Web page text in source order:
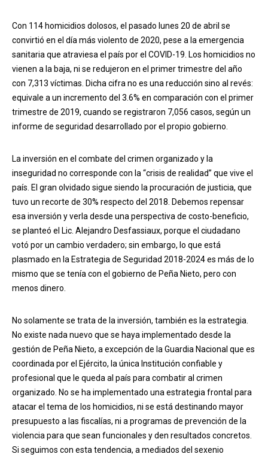
Con 114 homicidios dolosos, el pasado lunes 20 de abril se
convirtió en el día más violento de 2020, pese a la emergencia
sanitaria que atraviesa el país por el COVID-19. Los homicidios no
vienen a la baja, ni se redujeron en el primer trimestre del año
con 7,313 víctimas. Dicha cifra no es una reducción sino al revés:
equivale a un incremento del 3.6% en comparación con el primer
trimestre de 2019, cuando se registraron 7,056 casos, según un
informe de seguridad desarrollado por el propio gobierno.
La inversión en el combate del crimen organizado y la
inseguridad no corresponde con la “crisis de realidad” que vive el
país. El gran olvidado sigue siendo la procuración de justicia, que
tuvo un recorte de 30% respecto del 2018. Debemos repensar
esa inversión y verla desde una perspectiva de costo-beneficio,
se planteó el Lic. Alejandro Desfassiaux, porque el ciudadano
votó por un cambio verdadero; sin embargo, lo que está
plasmado en la Estrategia de Seguridad 2018-2024 es más de lo
mismo que se tenía con el gobierno de Peña Nieto, pero con
menos dinero.
No solamente se trata de la inversión, también es la estrategia.
No existe nada nuevo que se haya implementado desde la
gestión de Peña Nieto, a excepción de la Guardia Nacional que es
coordinada por el Ejército, la única Institución confiable y
profesional que le queda al país para combatir al crimen
organizado. No se ha implementado una estrategia frontal para
atacar el tema de los homicidios, ni se está destinando mayor
presupuesto a las fiscalías, ni a programas de prevención de la
violencia para que sean funcionales y den resultados concretos.
Si seguimos con esta tendencia, a mediados del sexenio